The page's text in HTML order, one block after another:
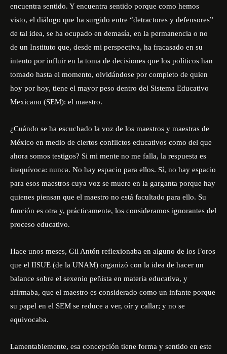
encuentra sentido. Y encuentra sentido porque como hemos
visto, el diálogo que ha surgido entre “detractores y defensores”
de tal idea, se ha ocupado en demasía, en la permanencia o no
de un Instituto que, desde mi perspectiva, ha fracasado en su
intento por influir en la toma de decisiones que los políticos han
tomado hasta el momento, olvidándose por completo de quien
hoy por hoy, tiene el mayor peso dentro del Sistema Educativo
Mexicano (SEM): el maestro.
¿Cuándo se ha escuchado la voz de los maestros y maestras de
México en medio de ciertos conflictos educativos como del que
ahora somos testigos? Si mi mente no me falla, la respuesta es
inequívoca: nunca. No hay espacio para ellos. Sí, no hay espacio
para esos maestros cuya voz se muere en la garganta porque hay
quienes piensan que el maestro no está facultado para ello. Su
función es otra y, prácticamente, los consideramos ignorantes del
proceso educativo.
Hace unos meses, Gil Antón reflexionaba en alguno de los Foros
que el IISUE (de la UNAM) organizó con la idea de hacer un
balance sobre el sexenio peñista en materia educativa, y
afirmaba, que el maestro es considerado como un infante porque
su papel en el SEM se reduce a ver, oír y callar; y no se
equivocaba.
Lamentablemente, esa concepción tiene forma y sentido en este